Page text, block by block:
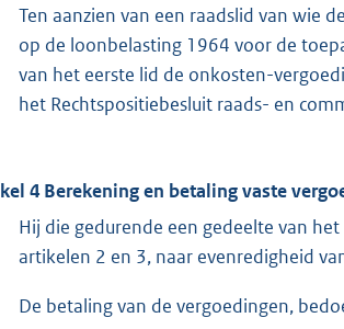
Ten aanzien van een raadslid van wie
op de loonbelasting 1964 voor de
van het eerste lid de onkosten-
het Rechtspositiebesluit raads- en
4 Berekening en betaling vaste
Hij die gedurende een gedeelte van
artikelen 2 en 3, naar evenredigheid
De betaling van de vergoedingen,